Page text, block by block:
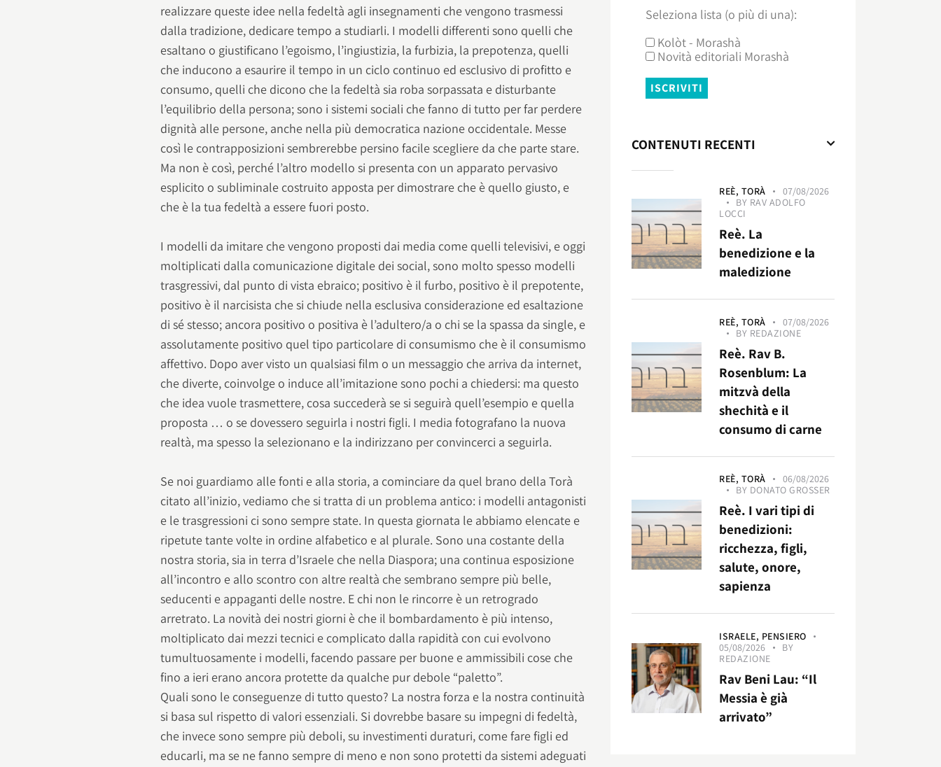
realizzare queste idee nella fedeltà agli insegnamenti che vengono trasmessi
dalla tradizione, dedicare tempo a studiarli. I modelli differenti sono quelli che
esaltano o giustificano l’egoismo, l’ingiustizia, la furbizia, la prepotenza, quelli
che inducono a esaurire il tempo in un ciclo continuo ed esclusivo di profitto e
consumo, quelli che dicono che la fedeltà sia roba sorpassata e disturbante
l’equilibrio della persona; sono i sistemi sociali che fanno di tutto per far perdere
dignità alle persone, anche nella più democratica nazione occidentale. Messe
così le contrapposizioni sembrerebbe persino facile scegliere da che parte stare.
Ma non è così, perché l’altro modello si presenta con un apparato pervasivo
esplicito o subliminale costruito apposta per dimostrare che è quello giusto, e
che è la tua fedeltà a essere fuori posto.
I modelli da imitare che vengono proposti dai media come quelli televisivi, e oggi
moltiplicati dalla comunicazione digitale dei social, sono molto spesso modelli
trasgressivi, dal punto di vista ebraico; positivo è il furbo, positivo è il prepotente,
positivo è il narcisista che si chiude nella esclusiva considerazione ed esaltazione
di sé stesso; ancora positivo o positiva è l’adultero/a o chi se la spassa da single, e
assolutamente positivo quel tipo particolare di consumismo che è il consumismo
affettivo. Dopo aver visto un qualsiasi film o un messaggio che arriva da internet,
che diverte, coinvolge o induce all’imitazione sono pochi a chiedersi: ma questo
che idea vuole trasmettere, cosa succederà se si seguirà quell’esempio e quella
proposta … o se dovessero seguirla i nostri figli. I media fotografano la nuova
realtà, ma spesso la selezionano e la indirizzano per convincerci a seguirla.
Se noi guardiamo alle fonti e alla storia, a cominciare da quel brano della Torà
citato all’inizio, vediamo che si tratta di un problema antico: i modelli antagonisti
e le trasgressioni ci sono sempre state. In questa giornata le abbiamo elencate e
ripetute tante volte in ordine alfabetico e al plurale. Sono una costante della
nostra storia, sia in terra d’Israele che nella Diaspora; una continua esposizione
all’incontro e allo scontro con altre realtà che sembrano sempre più belle,
seducenti e appaganti delle nostre. E chi non le rincorre è un retrogrado
arretrato. La novità dei nostri giorni è che il bombardamento è più intenso,
moltiplicato dai mezzi tecnici e complicato dalla rapidità con cui evolvono
tumultuosamente i modelli, facendo passare per buone e ammissibili cose che
fino a ieri erano ancora protette da qualche pur debole “paletto”.
Quali sono le conseguenze di tutto questo? La nostra forza e la nostra continuità
si basa sul rispetto di valori essenziali. Si dovrebbe basare su impegni di fedeltà,
che invece sono sempre più deboli, su investimenti duraturi, come fare figli ed
educarli, ma se ne fanno sempre di meno e non sono protetti da sistemi adeguati
Seleziona lista (o più di una):
Kolòt - Morashà
Novità editoriali Morashà
CONTENUTI RECENTI
REÈ, TORÀ
07/08/2026
BY RAV ADOLFO
LOCCI
Reè. La
benedizione e la
maledizione
REÈ, TORÀ
07/08/2026
BY REDAZIONE
Reè. Rav B.
Rosenblum: La
mitzvà della
shechità e il
consumo di carne
REÈ, TORÀ
06/08/2026
BY DONATO GROSSER
Reè. I vari tipi di
benedizioni:
ricchezza, figli,
salute, onore,
sapienza
ISRAELE, PENSIERO
05/08/2026
BY
REDAZIONE
Rav Beni Lau: “Il
Messia è già
arrivato”